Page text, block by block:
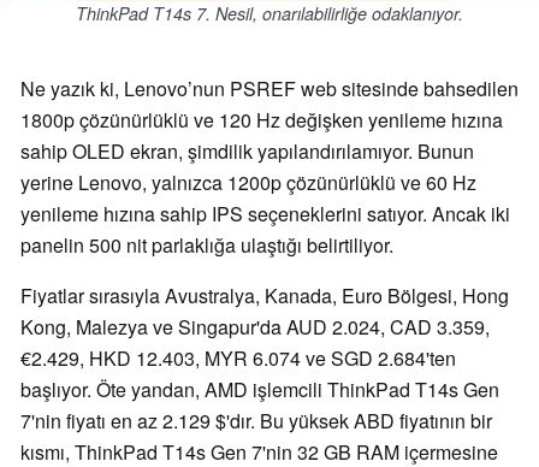
ThinkPad T14s 7. Nesil, onarılabilirliğe odaklanıyor.
Ne yazık ki, Lenovo’nun PSREF web sitesinde bahsedilen
1800p çözünürlüklü ve 120 Hz değişken yenileme hızına
sahip OLED ekran, şimdilik yapılandırılamıyor. Bunun
yerine Lenovo, yalnızca 1200p çözünürlüklü ve 60 Hz
yenileme hızına sahip IPS seçeneklerini satıyor. Ancak iki
panelin 500 nit parlaklığa ulaştığı belirtiliyor.
Fiyatlar sırasıyla Avustralya, Kanada, Euro Bölgesi, Hong
Kong, Malezya ve Singapur'da AUD 2.024, CAD 3.359,
€2.429, HKD 12.403, MYR 6.074 ve SGD 2.684'ten
başlıyor. Öte yandan, AMD işlemcili ThinkPad T14s Gen
7'nin fiyatı en az 2.129 $'dır. Bu yüksek ABD fiyatının bir
kısmı, ThinkPad T14s Gen 7'nin 32 GB RAM içermesine